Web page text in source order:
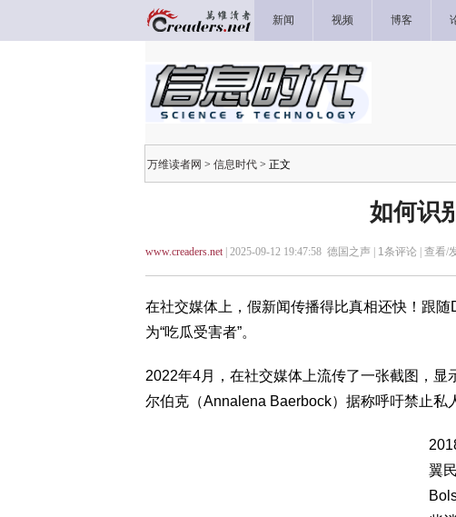
新闻 视频 博客
万维读者网 > 信息时代 > 正文
如何识
www.creaders.net| 2025-09-12 19:47:58 德国之声 | 1条评论 | 查看/
在社交媒体上，假新闻传播得比真相还快！跟
为“吃瓜受害者”。
2022年4月，在社交媒体上流传了一张截图，显
尔伯克（Annalena Baerbock）据称呼吁禁止私
翼